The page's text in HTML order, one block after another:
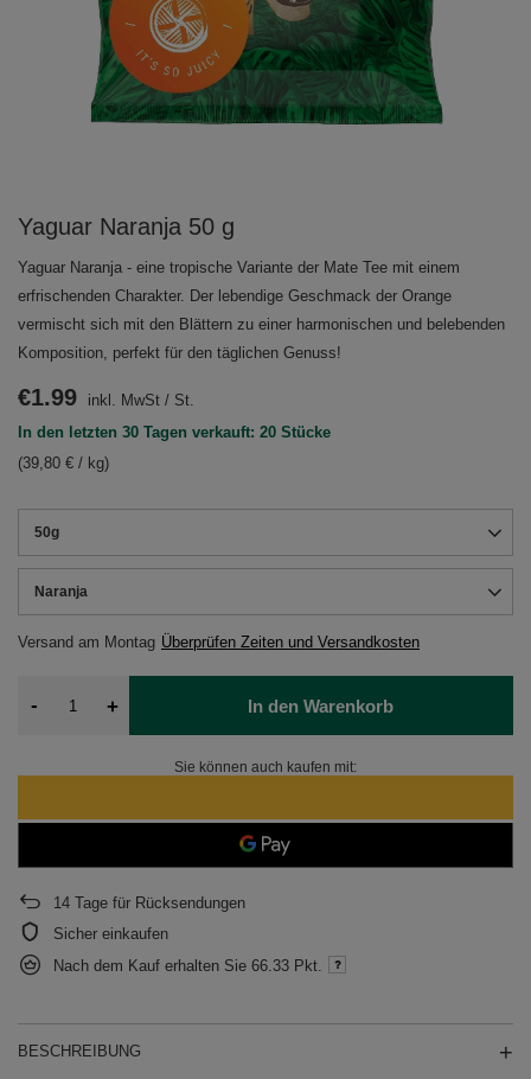
Yaguar Naranja 50 g
Yaguar Naranja - eine tropische Variante der Mate Tee mit einem
erfrischenden Charakter. Der lebendige Geschmack der Orange
vermischt sich mit den Blättern zu einer harmonischen und belebenden
Komposition, perfekt für den täglichen Genuss!
50g
Naranja
Versand am Montag Überprüfen Zeiten und Versandkosten
€1.99 inkl. MwSt / St.
In den letzten 30 Tagen verkauft: 20 Stücke
(39,80 € / kg)
- + In den Warenkorb
Sie können auch kaufen mit:
14 Tage für Rücksendungen
Sicher einkaufen
Nach dem Kauf erhalten Sie 66.33 Pkt.
BESCHREIBUNG